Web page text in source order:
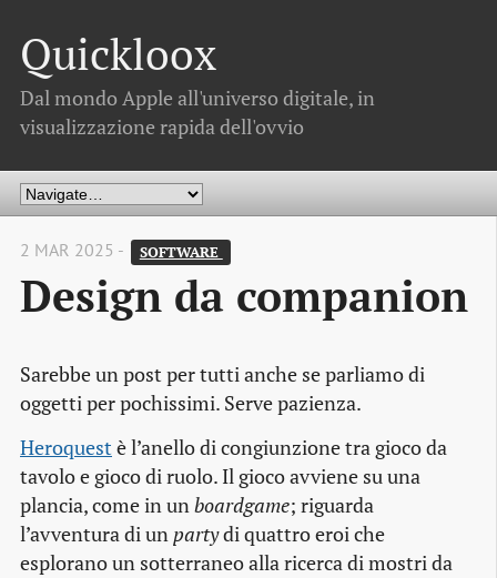
Quickloox
Dal mondo Apple all'universo digitale, in
visualizzazione rapida dell'ovvio
2 MAR 2025 - SOFTWARE
Design da companion
Sarebbe un post per tutti anche se parliamo di
oggetti per pochissimi. Serve pazienza.
Heroquestè l’anello di congiunzione tra gioco da
tavolo e gioco di ruolo. Il gioco avviene su una
plancia, come in unboardgame; riguarda
l’avventura di un partydi quattro eroi che
esplorano un sotterraneo alla ricerca di mostri da